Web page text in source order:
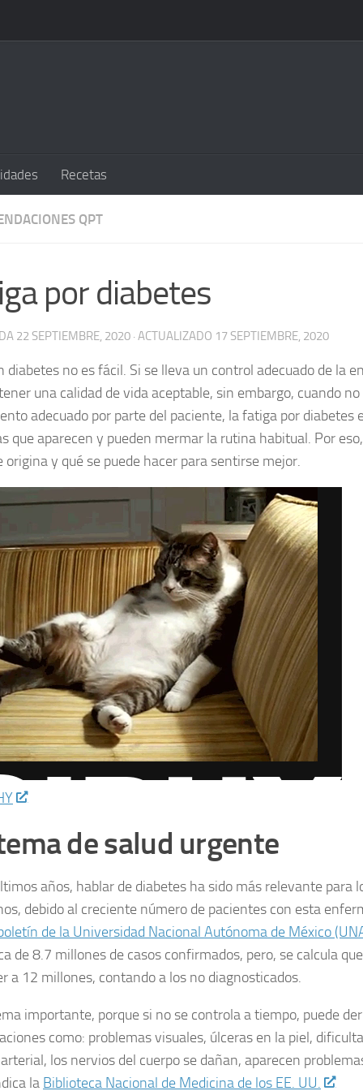
Recetas
QPT
por diabetes
22 SEPTIEMBRE, 2020 · ACTUALIZADO 17 SEPTIEMBRE, 2020
diabetes no es fácil. Si se lleva un control adecuado de la
una calidad de vida aceptable, sin embargo, cuando
adecuado por parte del paciente, la fatiga por diabetes
que aparecen y pueden mermar la rutina habitual. Por
origina y qué se puede hacer para sentirse mejor.
de salud urgente
años, hablar de diabetes ha sido más relevante para
debido al creciente número de pacientes con esta
de la Universidad Nacional Autónoma de México
de 8.7 millones de casos confirmados, pero, se calcula
a 12 millones, contando a los no diagnosticados.
importante, porque si no se controla a tiempo, puede
como: problemas visuales, úlceras en la piel,
los nervios del cuerpo se dañan, aparecen
la Biblioteca Nacional de Medicina de los EE. UU.